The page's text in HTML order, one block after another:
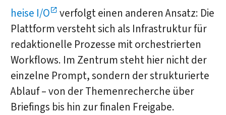
heise I/O
verfolgt einen anderen Ansatz: Die
Plattform versteht sich als Infrastruktur für
redaktionelle Prozesse mit orchestrierten
Workflows. Im Zentrum steht hier nicht der
einzelne Prompt, sondern der strukturierte
Ablauf – von der Themenrecherche über
Briefings bis hin zur finalen Freigabe.